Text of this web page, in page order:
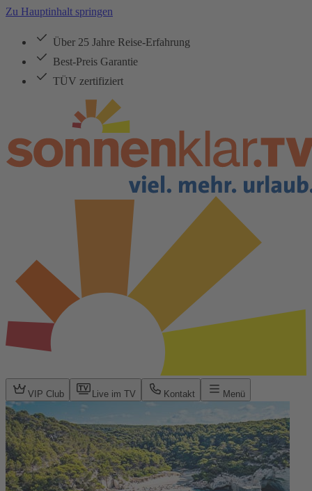
Zu Hauptinhalt springen
Über 25 Jahre Reise-Erfahrung
Best-Preis Garantie
TÜV zertifiziert
VIP Club Live im TV Kontakt Menü